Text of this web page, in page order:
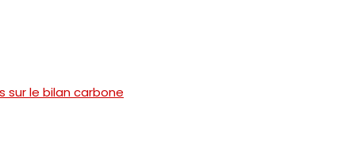
sur le bilan carbone